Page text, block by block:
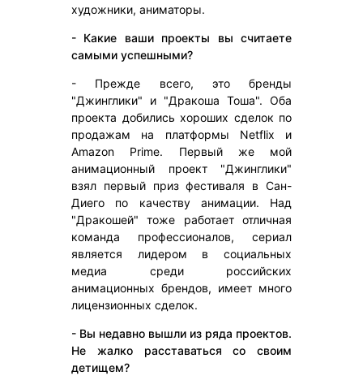
художники, аниматоры.
- Какие ваши проекты вы считаете
самыми успешными?
- Прежде всего, это бренды
"Джинглики" и "Дракоша Тоша". Оба
проекта добились хороших сделок по
продажам на платформы Netflix и
Amazon Prime. Первый же мой
анимационный проект "Джинглики"
взял первый приз фестиваля в Сан-
Диего по качеству анимации. Над
"Дракошей" тоже работает отличная
команда профессионалов, сериал
является лидером в социальных
медиа среди российских
анимационных брендов, имеет много
лицензионных сделок.
- Вы недавно вышли из ряда проектов.
Не жалко расставаться со своим
детищем?